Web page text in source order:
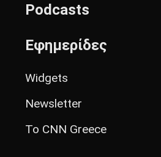
Podcasts
Εφημερίδες
Widgets
Newsletter
Το CNN Greece